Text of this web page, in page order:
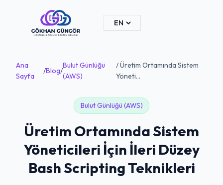
Ana
Sayfa
/Blog/
Bulut Günlüğü
(AWS)
/ Üretim Ortamında Sistem
Yöneti...
Bulut Günlüğü (AWS)
Üretim Ortamında Sistem
Yöneticileri İçin İleri Düzey
Bash Scripting Teknikleri